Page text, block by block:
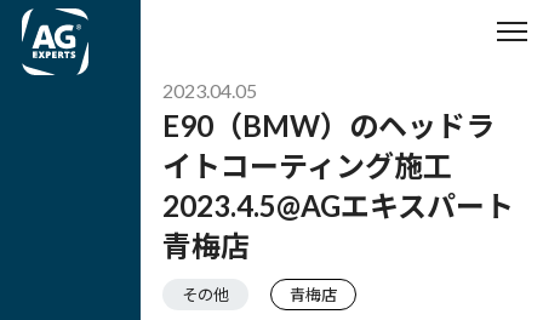
2023.04.05
E90（BMW）のヘッドラ
イトコーティング施工
2023.4.5@AGエキスパート
青梅店
その他 青梅店